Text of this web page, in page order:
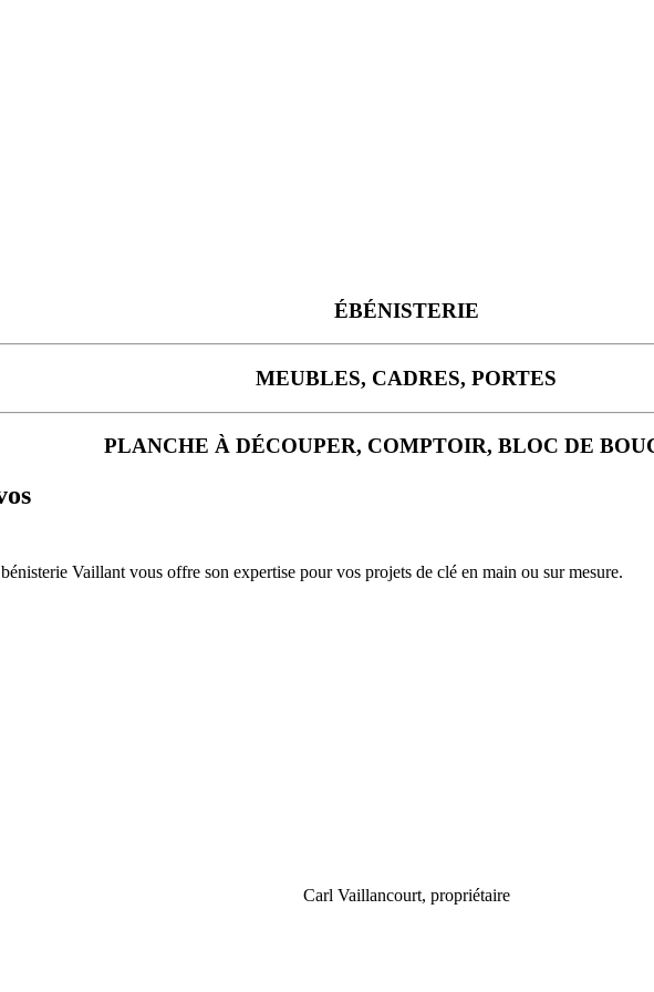
ÉBÉNISTERIE
MEUBLES, CADRES, PORTES
PLANCHE À DÉCOUPER, COMPTOIR, BLOC DE
Vaillant vous offre son expertise pour vos projets de clé en main ou sur mesure.
Carl Vaillancourt, propriétaire